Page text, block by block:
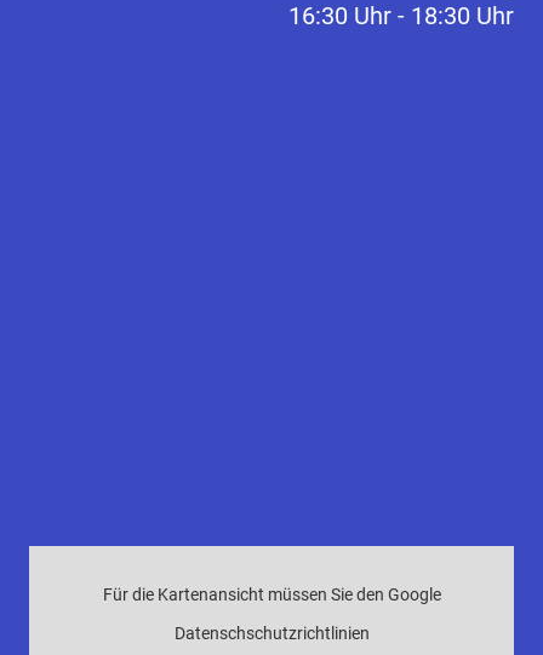
16:30 Uhr - 18:30 Uhr
Für die Kartenansicht müssen Sie den Google
Datenschschutzrichtlinien